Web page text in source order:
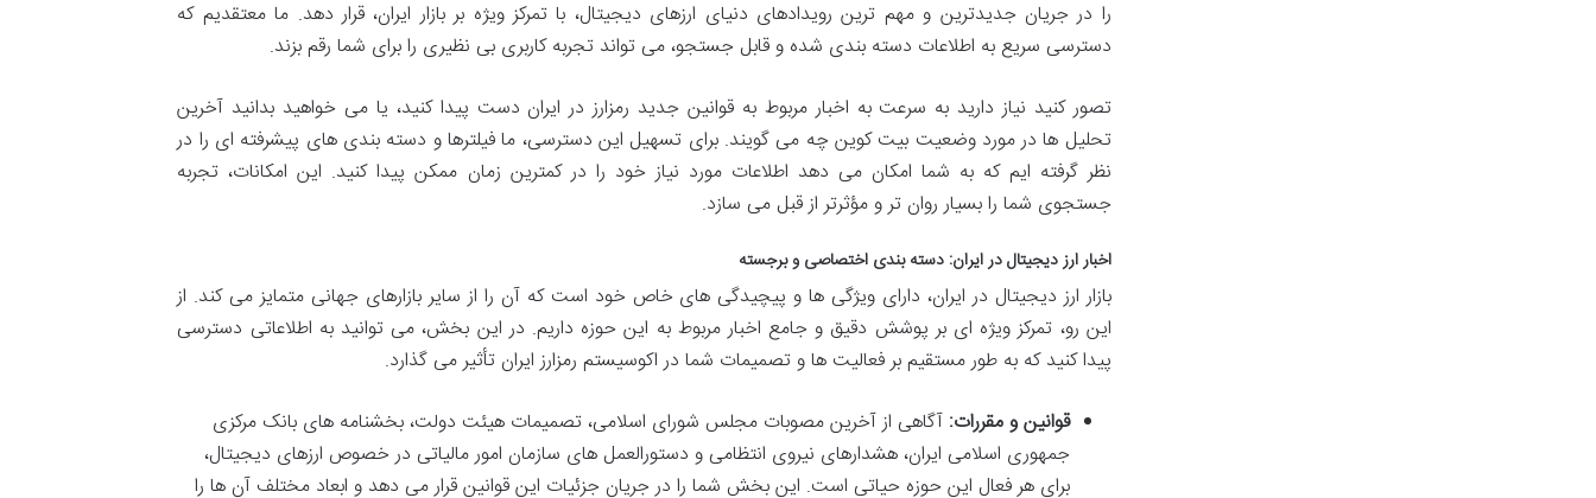
را در جریان جدیدترین و مهم ترین رویدادهای دنیای ارزهای دیجیتال، با تمرکز ویژه بر بازار ایران، قرار دهد. ما معتقدیم که
دسترسی سریع به اطلاعات دسته بندی شده و قابل جستجو، می تواند تجربه کاربری بی نظیری را برای شما رقم بزند.
تصور کنید نیاز دارید به سرعت به اخبار مربوط به قوانین جدید رمزارز در ایران دست پیدا کنید، یا می خواهید بدانید آخرین
تحلیل ها در مورد وضعیت بیت کوین چه می گویند. برای تسهیل این دسترسی، ما فیلترها و دسته بندی های پیشرفته ای را در
نظر گرفته ایم که به شما امکان می دهد اطلاعات مورد نیاز خود را در کمترین زمان ممکن پیدا کنید. این امکانات، تجربه
جستجوی شما را بسیار روان تر و مؤثرتر از قبل می سازد.
اخبار ارز دیجیتال در ایران: دسته بندی اختصاصی و برجسته
بازار ارز دیجیتال در ایران، دارای ویژگی ها و پیچیدگی های خاص خود است که آن را از سایر بازارهای جهانی متمایز می کند. از
این رو، تمرکز ویژه ای بر پوشش دقیق و جامع اخبار مربوط به این حوزه داریم. در این بخش، می توانید به اطلاعاتی دسترسی
پیدا کنید که به طور مستقیم بر فعالیت ها و تصمیمات شما در اکوسیستم رمزارز ایران تأثیر می گذارد.
قوانین و مقررات: آگاهی از آخرین مصوبات مجلس شورای اسلامی، تصمیمات هیئت دولت، بخشنامه های بانک مرکزی
جمهوری اسلامی ایران، هشدارهای نیروی انتظامی و دستورالعمل های سازمان امور مالیاتی در خصوص ارزهای دیجیتال،
برای هر فعال این حوزه حیاتی است. این بخش شما را در جریان جزئیات این قوانین قرار می دهد و ابعاد مختلف آن ها را